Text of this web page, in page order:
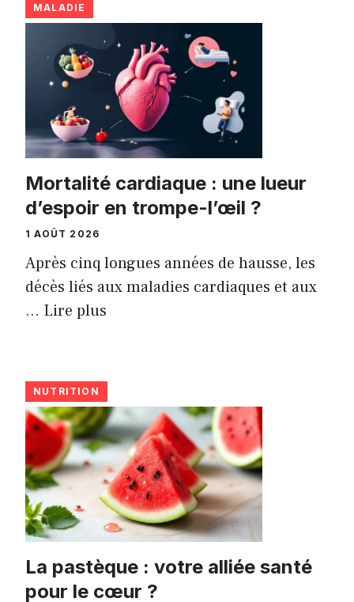
MALADIE
Mortalité cardiaque : une lueur
d’espoir en trompe-l’œil ?
1 AOÛT 2026
Après cinq longues années de hausse, les
décès liés aux maladies cardiaques et aux
... Lire plus
NUTRITION
La pastèque : votre alliée santé
pour le cœur ?